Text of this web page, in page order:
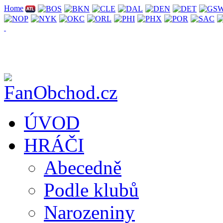
Home
ÚVOD
HRÁČI
Abecedně
Podle klubů
Narozeniny